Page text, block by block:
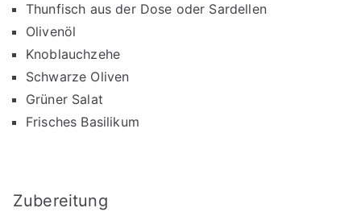
Thunfisch aus der Dose oder Sardellen
Olivenöl
Knoblauchzehe
Schwarze Oliven
Grüner Salat
Frisches Basilikum
Zubereitung